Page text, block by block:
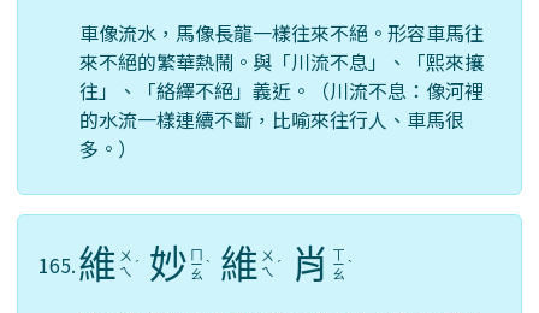
車像流水，馬像長龍一樣往來不絕。形容車馬往
來不絕的繁華熱鬧。與「川流不息」、「熙來攘
往」、「絡繹不絕」義近。（川流不息：像河裡
的水流一樣連續不斷，比喻來往行人、車馬很
多。）
165.維 ㄨ
ㄟ ˊ 妙 ㄇ
ㄧ
ㄠ
ˋ 維 ㄨ
ㄟ ˊ 肖 ㄒ
ㄧ
ㄠ
ˋ